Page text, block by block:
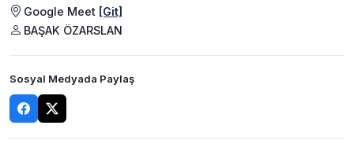
Google Meet [Git]
BAŞAK ÖZARSLAN
Sosyal Medyada Paylaş